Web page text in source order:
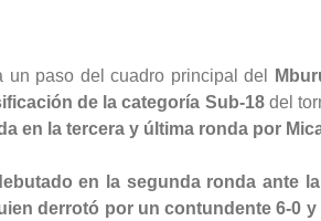
un paso del cuadro principal del
de la categoría Sub-18del
en la tercera y última ronda por
en la segunda ronda ante
derrotó por un contundente 6-0 y